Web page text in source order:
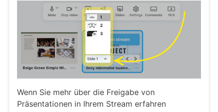
Wenn Sie mehr über die Freigabe von
Präsentationen in Ihrem Stream erfahren